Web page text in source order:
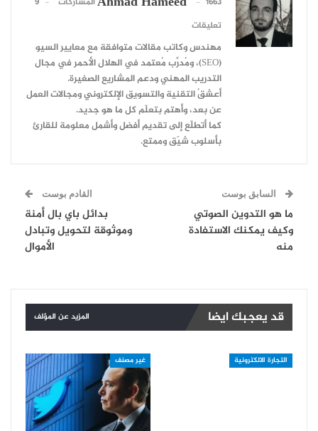
تعليقات
مهندس وكاتب مقالات متوافقة مع معايير السيو
(SEO)، ومُدرِّب مُعتمد في الهلال الأحمر في مجال
التدريب المهني ودعم المشاريع الصغيرة.
أعشقُ التقنية والتسويق الإلكتروني ومجالات العمل
عن بعد، وأهتم بتعلّم كل ما هو جديد.
كما أتطلّع إلى تقديم أفضل وأشمل معلومة للقارئ
بأسلوب شيّق وممتع.
السابق بوست
ما هو التدوين الصوتي
وكيف يمكنك الاستفادة
منه
القادم بوست
بدائل باي بال أمنة
وموثوقة لتحويل وتبادل
الأموال
قد يعجبك ايضا المزيد عن المؤلف
التجارة الالكترونية غير مصنف